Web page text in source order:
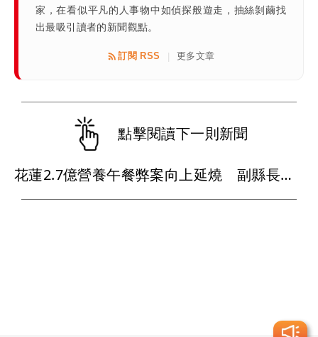
家，在看似平凡的人事物中如偵探般遊走，抽絲剝繭找
出最吸引讀者的新聞觀點。
訂閱 RSS | 更多文章
點擊閱讀下一則新聞
花蓮2.7億營養午餐弊案向上延燒 副縣長顏新章100萬交保